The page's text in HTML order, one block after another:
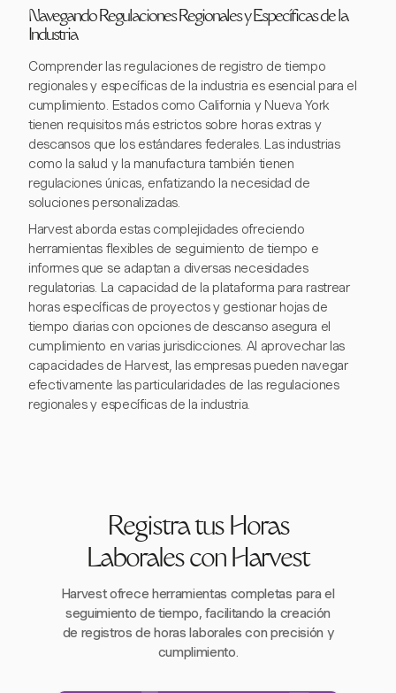
Navegando Regulaciones Regionales y Específicas de la
Industria
Comprender las regulaciones de registro de tiempo
regionales y específicas de la industria es esencial para el
cumplimiento. Estados como California y Nueva York
tienen requisitos más estrictos sobre horas extras y
descansos que los estándares federales. Las industrias
como la salud y la manufactura también tienen
regulaciones únicas, enfatizando la necesidad de
soluciones personalizadas.
Harvest aborda estas complejidades ofreciendo
herramientas flexibles de seguimiento de tiempo e
informes que se adaptan a diversas necesidades
regulatorias. La capacidad de la plataforma para rastrear
horas específicas de proyectos y gestionar hojas de
tiempo diarias con opciones de descanso asegura el
cumplimiento en varias jurisdicciones. Al aprovechar las
capacidades de Harvest, las empresas pueden navegar
efectivamente las particularidades de las regulaciones
regionales y específicas de la industria.
Registra tus Horas
Laborales con Harvest
Harvest ofrece herramientas completas para el
seguimiento de tiempo, facilitando la creación
de registros de horas laborales con precisión y
cumplimiento.